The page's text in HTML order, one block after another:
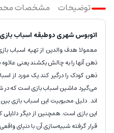
توضیحات مشخصات
اتوبوس شهری دوطبقه اسباب بازی
معمولا هدف والدین از تهیه اسباب
ذهن آنها را به چالش بکشند یعنی علاوه
ذهن کودک را درگیر کند.یک مورد از
می‌گیرد ماشین اسباب بازی است که
اند. دلیل محبوبیت این اسباب بازی
این بازی است. همچنین از دیگر
قرار گرفته شبیه‌سازی آن با دنیای